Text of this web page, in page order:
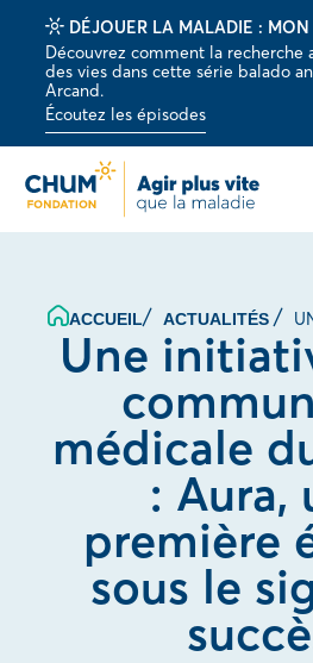
DÉJOUER LA MALADIE :
Découvrez comment la recherche
des vies dans cette série balado
Arcand.
Écoutez les épisodes
ACCUEIL ACTUALITÉS
Une
médicale
: Aura,
première
sous le